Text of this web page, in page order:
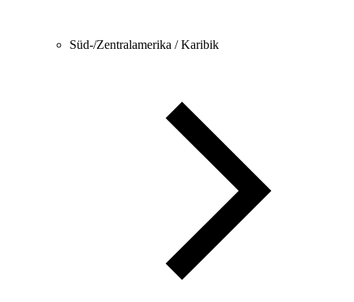
Süd-/Zentralamerika / Karibik